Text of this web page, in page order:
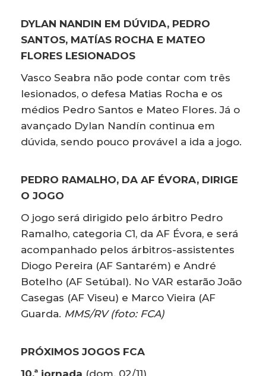
DYLAN NANDIN EM DÚVIDA, PEDRO
SANTOS, MATÍAS ROCHA E MATEO
FLORES LESIONADOS
Vasco Seabra não pode contar com três
lesionados, o defesa Matias Rocha e os
médios Pedro Santos e Mateo Flores. Já o
avançado Dylan Nandín continua em
dúvida, sendo pouco provável a ida a jogo.
PEDRO RAMALHO, DA AF ÉVORA, DIRIGE
O JOGO
O jogo será dirigido pelo árbitro Pedro
Ramalho, categoria C1, da AF Évora, e será
acompanhado pelos árbitros-assistentes
Diogo Pereira (AF Santarém) e André
Botelho (AF Setúbal). No VAR estarão João
Casegas (AF Viseu) e Marco Vieira (AF
Guarda. MMS/RV (foto: FCA)
PRÓXIMOS JOGOS FCA